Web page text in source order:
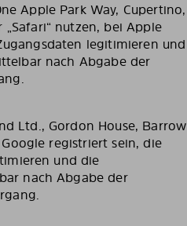
Apple Park Way, Cupertino,
„Safari“ nutzen, bei Apple
legitimieren und
nach Abgabe der
Ltd., Gordon House, Barrow
registriert sein, die
und die
nach Abgabe der